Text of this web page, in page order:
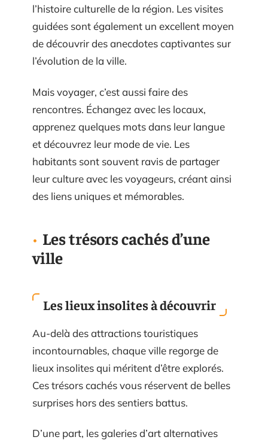
l’histoire culturelle de la région. Les visites
guidées sont également un excellent moyen
de découvrir des anecdotes captivantes sur
l’évolution de la ville.
Mais voyager, c’est aussi faire des
rencontres. Échangez avec les locaux,
apprenez quelques mots dans leur langue
et découvrez leur mode de vie. Les
habitants sont souvent ravis de partager
leur culture avec les voyageurs, créant ainsi
des liens uniques et mémorables.
Les trésors cachés d’une
ville
Les lieux insolites à découvrir
Au-delà des attractions touristiques
incontournables, chaque ville regorge de
lieux insolites qui méritent d’être explorés.
Ces trésors cachés vous réservent de belles
surprises hors des sentiers battus.
D’une part, les galeries d’art alternatives